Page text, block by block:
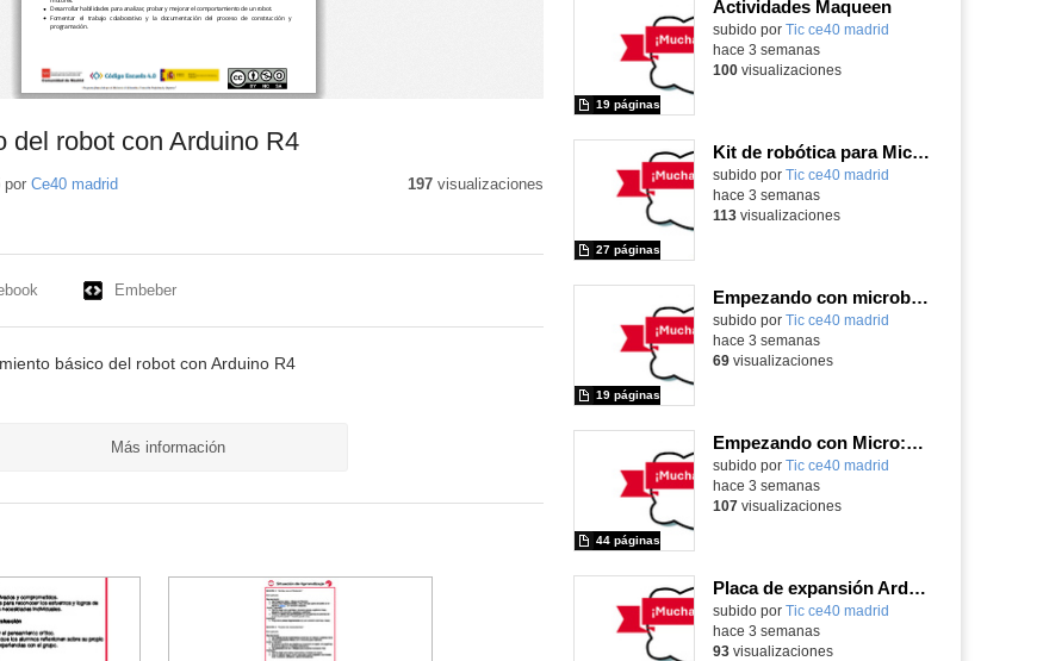
del robot con Arduino R4
por Ce40 madrid 197visualizaciones
Embeber
básico del robot con Arduino R4
Más información
Actividades Maqueen
Contenido educativo.
subido por Tic ce40 madrid
19 páginas
hace 3 semanas
100visualizaciones
Kit de robótica para Micro:Bit
Contenido educativo.
subido por Tic ce40 madrid
27 páginas
hace 3 semanas
113visualizaciones
Empezando con microbit primaria
Contenido educativo.
subido por Tic ce40 madrid
19 páginas
hace 3 semanas
69visualizaciones
Empezando con Micro:Bit y Maqueen
Contenido educativo.
subido por Tic ce40 madrid
44 páginas
hace 3 semanas
107visualizaciones
Placa de expansión Arduino
Contenido educativo.
subido por Tic ce40 madrid
hace 3 semanas
93visualizaciones